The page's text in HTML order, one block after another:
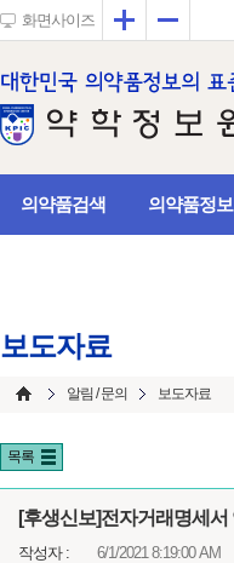
화면사이즈 확대
의약품검색 의약품정보
보도자료
알림 / 문의 보도자료
목록
[후생신보]전자거래명세
작성자 : 6/1/2021 8:19:00 AM